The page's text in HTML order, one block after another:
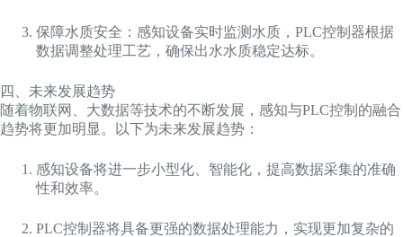
保障水质安全：感知设备实时监测水质，PLC控制器根据
数据调整处理工艺，确保出水水质稳定达标。
四、未来发展趋势
随着物联网、大数据等技术的不断发展，感知与PLC控制的融合
趋势将更加明显。以下为未来发展趋势：
感知设备将进一步小型化、智能化，提高数据采集的准确
性和效率。
PLC控制器将具备更强的数据处理能力，实现更加复杂的